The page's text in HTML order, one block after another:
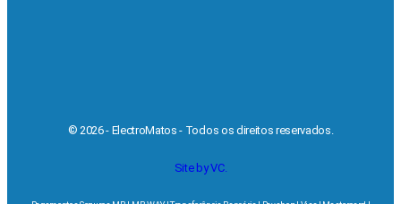
© 2026 - ElectroMatos - Todos os direitos reservados.
Site by VC.